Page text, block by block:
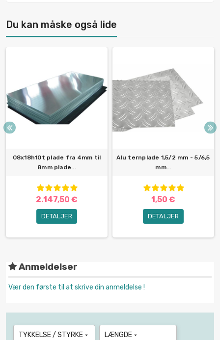
Du kan måske også lide
08x18h10t plade fra 4mm til
8mm plade...
2.147,50 €
DETALJER
Alu ternplade 1,5/2 mm - 5/6,5
mm...
1,50 €
DETALJER
Anmeldelser
Vær den første til at skrive din anmeldelse !
TYKKELSE / STYRKE  LÆNGDE 